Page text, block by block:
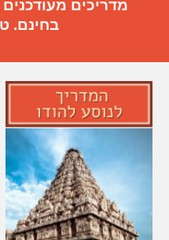
מדריכים מעודכנים
בחינם.